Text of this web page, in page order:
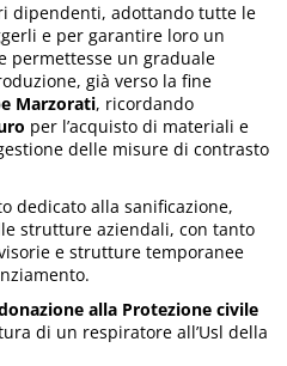
dipendenti, adottando tutte le
e per garantire loro un
permettesse un graduale
già verso la fine
Marzorati, ricordando
per l’acquisto di materiali e
delle misure di contrasto
dedicato alla sanificazione,
strutture aziendali, con tanto
e strutture temporanee
alla Protezione civile
di un respiratore all’Usl della